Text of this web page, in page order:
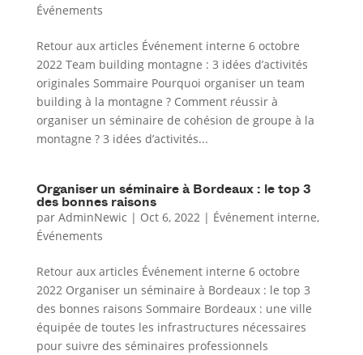
Événements
Retour aux articles Événement interne 6 octobre
2022 Team building montagne : 3 idées d’activités
originales Sommaire Pourquoi organiser un team
building à la montagne ? Comment réussir à
organiser un séminaire de cohésion de groupe à la
montagne ? 3 idées d’activités...
Organiser un séminaire à Bordeaux : le top 3
des bonnes raisons
par AdminNewic | Oct 6, 2022| Événement interne,
Événements
Retour aux articles Événement interne 6 octobre
2022 Organiser un séminaire à Bordeaux : le top 3
des bonnes raisons Sommaire Bordeaux : une ville
équipée de toutes les infrastructures nécessaires
pour suivre des séminaires professionnels